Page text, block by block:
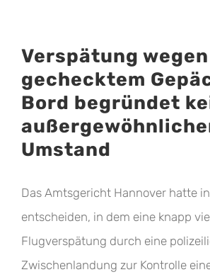
Verspätung
gechecktem
Bord begründet
Umstand
Das Amtsgericht Hannover hatte
entscheiden, in dem eine knapp
Flugverspätung durch eine
Zwischenlandung zur Kontrolle